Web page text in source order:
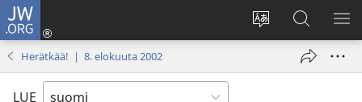
JW.ORG
Vaihda
sivuston
Kirjaudu
(avaa
Hae
JW.ORG-
sivustolta
Herätkää! | 8. elokuuta 2002
LUE